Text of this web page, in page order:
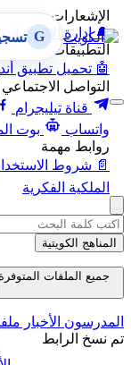
الإشعارات
🔔 إدارة الإشعارات
التطبيقات
🤖 تحميل تطبيق
التواصل
قناة تيليجرام
واتساب
بوت
روابط مهمة
📄 شروط
الملكية الفكرية
G
المناهج الكويتية
جميع الملفات
المدرسون الأخبار
تم نسخ الرابط